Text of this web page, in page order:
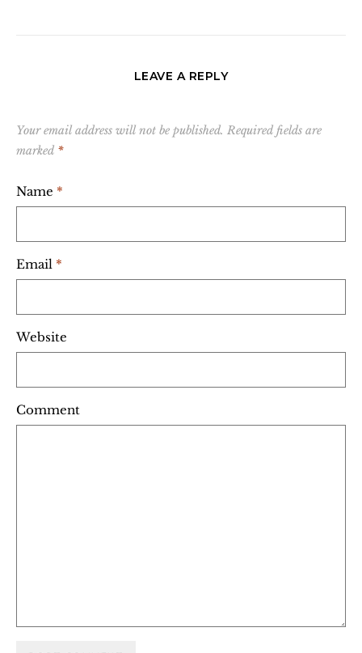
LEAVE A REPLY
Your email address will not be published. Required fields are
marked *
Name *
Email *
Website
Comment